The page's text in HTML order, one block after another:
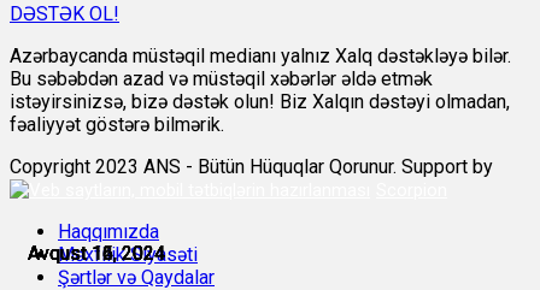
Avqust 12, 2024
Avqust 14, 2024
Avqust 15, 2024
Avqust 16, 2024
Avqust 16, 2024
Avqust 16, 2024
DƏSTƏK OL!
Azərbaycanda müstəqil medianı yalnız Xalq dəstəkləyə bilər.
Bu səbəbdən azad və müstəqil xəbərlər əldə etmək
istəyirsinizsə, bizə dəstək olun! Biz Xalqın dəstəyi olmadan,
fəaliyyət göstərə bilmərik.
Copyright 2023 ANS - Bütün Hüquqlar Qorunur. Support by
Haqqımızda
Məxfilik Siyasəti
Şərtlər və Qaydalar